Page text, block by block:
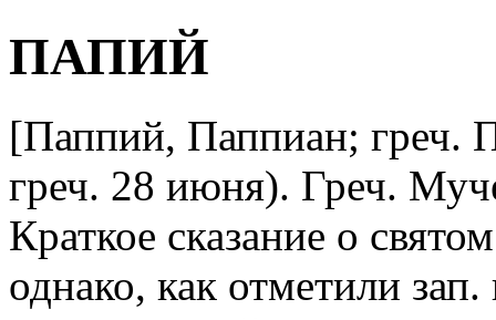
ПАПИЙ
[Паппий, Паппиан; греч.
греч. 28 июня). Греч.
Краткое сказание о
однако, как отметили